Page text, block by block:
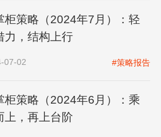
柜策略（2024年7月）：轻
力，结构上行
07-02 #策略报告
柜策略（2024年6月）：乘
上，再上台阶